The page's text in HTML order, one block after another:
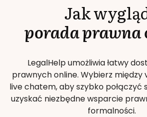
Jak
porada prawna
LegalHelp umożliwia łatwy
prawnych online. Wybierz między
live chatem, aby szybko połączyć
uzyskać niezbędne wsparcie
formalności.